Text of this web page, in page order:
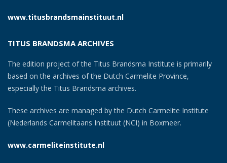
www.titusbrandsmainstituut.nl
TITUS BRANDSMA ARCHIVES
The edition project of the Titus Brandsma Institute is primarily
based on the archives of the Dutch Carmelite Province,
especially the Titus Brandsma archives.
These archives are managed by the Dutch Carmelite Institute
(Nederlands Carmelitaans Instituut (NCI) in Boxmeer.
www.carmeliteinstitute.nl